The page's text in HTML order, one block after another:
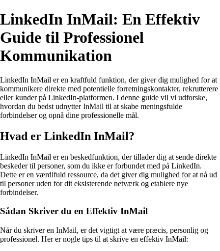
LinkedIn InMail: En Effektiv
Guide til Professionel
Kommunikation
LinkedIn InMail er en kraftfuld funktion, der giver dig mulighed for at
kommunikere direkte med potentielle forretningskontakter, rekrutterere
eller kunder på LinkedIn-platformen. I denne guide vil vi udforske,
hvordan du bedst udnytter InMail til at skabe meningsfulde
forbindelser og opnå dine professionelle mål.
Hvad er LinkedIn InMail?
LinkedIn InMail er en beskedfunktion, der tillader dig at sende direkte
beskeder til personer, som du ikke er forbundet med på LinkedIn.
Dette er en værdifuld ressource, da det giver dig mulighed for at nå ud
til personer uden for dit eksisterende netværk og etablere nye
forbindelser.
Sådan Skriver du en Effektiv InMail
Når du skriver en InMail, er det vigtigt at være præcis, personlig og
professionel. Her er nogle tips til at skrive en effektiv InMail: